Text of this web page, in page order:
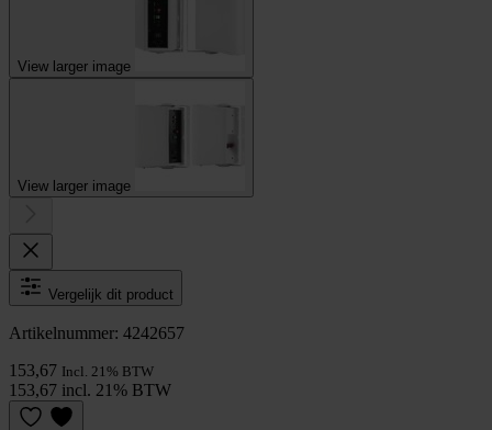
View larger image
View larger image
Vergelijk dit product
Artikelnummer: 4242657
153,67 Incl. 21% BTW
153,67 incl. 21% BTW